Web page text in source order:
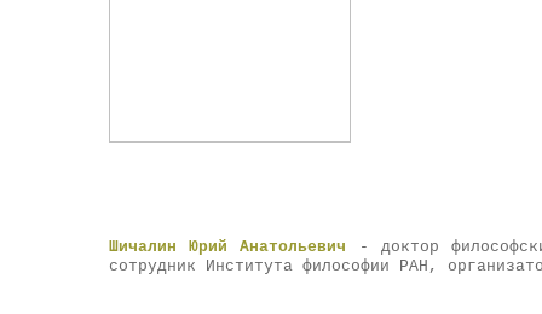
Шичалин Юрий Анатольевич - доктор
сотрудник Института философии РАН,